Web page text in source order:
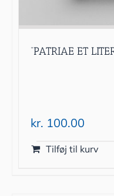
“PATRIAE ET
kr. 100.00
Tilføj til kurv